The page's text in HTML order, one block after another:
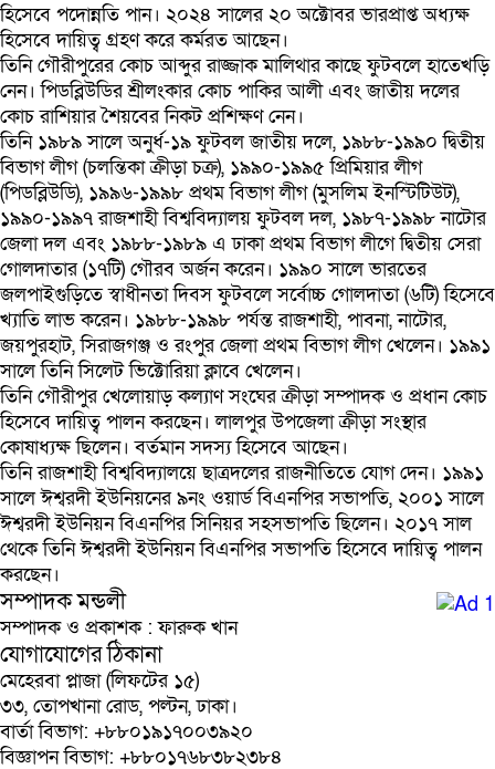
হিসেবে পদোন্নতি পান। ২০২৪ সালের ২০ অক্টোবর ভারপ্রাপ্ত অধ্যক্ষ
হিসেবে দায়িত্ব গ্রহণ করে কর্মরত আছেন।
তিনি গৌরীপুরের কোচ আব্দুর রাজ্জাক মালিথার কাছে ফুটবলে হাতেখড়ি
নেন। পিডব্লিউডির শ্রীলংকার কোচ পাকির আলী এবং জাতীয় দলের
কোচ রাশিয়ার শৈয়বের নিকট প্রশিক্ষণ নেন।
তিনি ১৯৮৯ সালে অনুর্ধ-১৯ ফুটবল জাতীয় দলে, ১৯৮৮-১৯৯০ দ্বিতীয়
বিভাগ লীগ (চলন্তিকা ক্রীড়া চক্র), ১৯৯০-১৯৯৫ প্রিমিয়ার লীগ
(পিডব্লিউডি), ১৯৯৬-১৯৯৮ প্রথম বিভাগ লীগ (মুসলিম ইনস্টিটিউট),
১৯৯০-১৯৯৭ রাজশাহী বিশ্ববিদ্যালয় ফুটবল দল, ১৯৮৭-১৯৯৮ নাটোর
জেলা দল এবং ১৯৮৮-১৯৮৯ এ ঢাকা প্রথম বিভাগ লীগে দ্বিতীয় সেরা
গোলদাতার (১৭টি) গৌরব অর্জন করেন। ১৯৯০ সালে ভারতের
জলপাইগুড়িতে স্বাধীনতা দিবস ফুটবলে সর্বোচ্চ গোলদাতা (৬টি) হিসেবে
খ্যাতি লাভ করেন। ১৯৮৮-১৯৯৮ পর্যন্ত রাজশাহী, পাবনা, নাটোর,
জয়পুরহাট, সিরাজগঞ্জ ও রংপুর জেলা প্রথম বিভাগ লীগ খেলেন। ১৯৯১
সালে তিনি সিলেট ভিক্টোরিয়া ক্লাবে খেলেন।
তিনি গৌরীপুর খেলোয়াড় কল্যাণ সংঘের ক্রীড়া সম্পাদক ও প্রধান কোচ
হিসেবে দায়িত্ব পালন করছেন। লালপুর উপজেলা ক্রীড়া সংস্থার
কোষাধ্যক্ষ ছিলেন। বর্তমান সদস্য হিসেবে আছেন।
তিনি রাজশাহী বিশ্ববিদ্যালয়ে ছাত্রদলের রাজনীতিতে যোগ দেন। ১৯৯১
সালে ঈশ্বরদী ইউনিয়নের ৯নং ওয়ার্ড বিএনপির সভাপতি, ২০০১ সালে
ঈশ্বরদী ইউনিয়ন বিএনপির সিনিয়র সহসভাপতি ছিলেন। ২০১৭ সাল
থেকে তিনি ঈশ্বরদী ইউনিয়ন বিএনপির সভাপতি হিসেবে দায়িত্ব পালন
করছেন।
সম্পাদক মন্ডলী
সম্পাদক ও প্রকাশক : ফারুক খান
যোগাযোগের ঠিকানা
মেহেরবা প্লাজা (লিফটের ১৫)
৩৩, তোপখানা রোড, পল্টন, ঢাকা।
বার্তা বিভাগ: +৮৮০১৯১৭০০৩৯২০
বিজ্ঞাপন বিভাগ: +৮৮০১৭৬৮৩৮২৩৮৪